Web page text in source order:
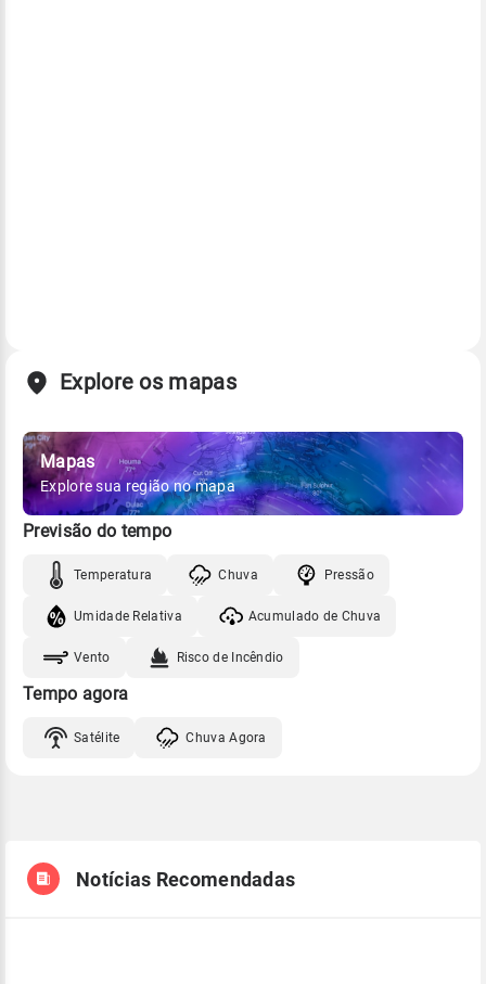
Explore os mapas
Mapas
Explore sua região no mapa
Previsão do tempo
Temperatura Chuva Pressão
Umidade Relativa Acumulado de Chuva
Vento Risco de Incêndio
Tempo agora
Satélite Chuva Agora
Notícias Recomendadas